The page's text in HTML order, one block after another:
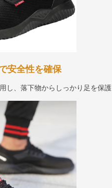
安全性を確保
し、落下物からしっかり足を保護